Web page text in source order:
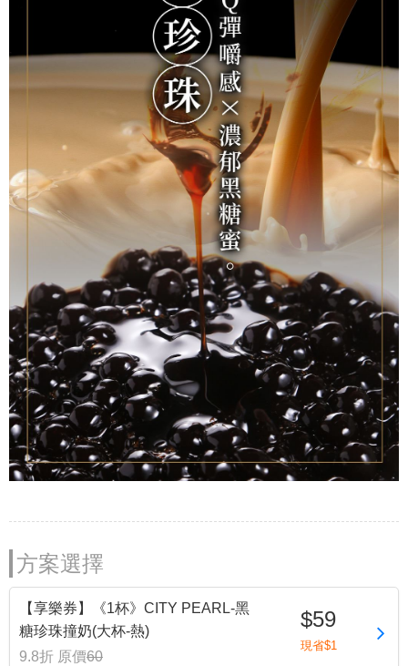
方案選擇
【享樂券】《1杯》CITY PEARL-黑
糖珍珠撞奶(大杯-熱)
9.8折 原價60
$59
現省$1